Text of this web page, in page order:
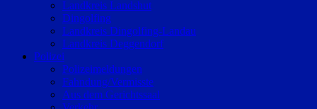
Landkreis Landshut
Dingolfing
Landkreis Dingolfing-Landau
Landkreis Deggendorf
Polizei
Polizeimeldungen
Fahndung/Vermisste
Aus dem Gerichtssaal